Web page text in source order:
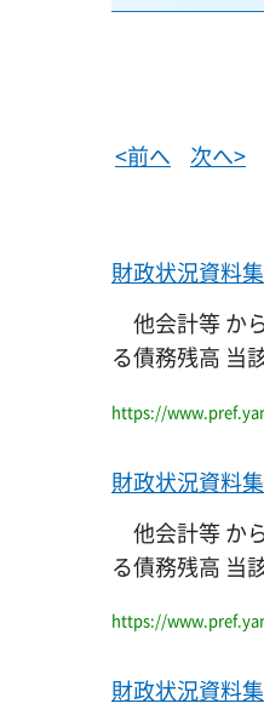
<前へ 次へ>
財政状況資料集
他会計等 か
る債務残高 当
https://
財政状況資料集
他会計等 か
る債務残高 当
https://
財政状況資料集